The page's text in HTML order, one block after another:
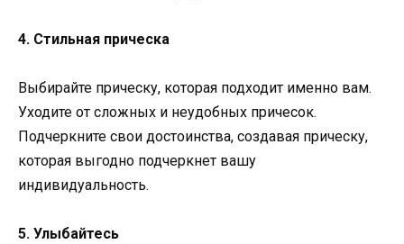
4. Стильная прическа
Выбирайте прическу, которая подходит именно вам.
Уходите от сложных и неудобных причесок.
Подчеркните свои достоинства, создавая прическу,
которая выгодно подчеркнет вашу
индивидуальность.
5. Улыбайтесь